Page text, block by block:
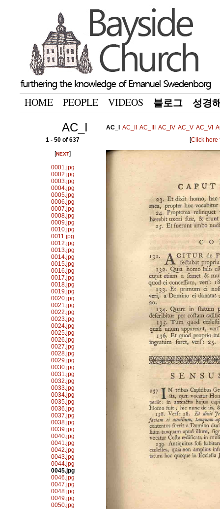
HOME PEOPLE VIDEOS 블로그 성경
AC_I AC_I AC_II AC_III AC_IV AC_V AC_VI
1 - 50 of 637
[NEXT]
0001.jpg
0002.jpg
0003.jpg
0004.jpg
0005.jpg
0006.jpg
0007.jpg
0008.jpg
0009.jpg
0010.jpg
0011.jpg
0012.jpg
0013.jpg
0014.jpg
0015.jpg
0016.jpg
0017.jpg
0018.jpg
0019.jpg
0020.jpg
0021.jpg
0022.jpg
0023.jpg
0024.jpg
0025.jpg
0026.jpg
0027.jpg
0028.jpg
0029.jpg
0030.jpg
0031.jpg
0032.jpg
0033.jpg
0034.jpg
0035.jpg
0036.jpg
0037.jpg
0038.jpg
0039.jpg
0040.jpg
0041.jpg
0042.jpg
0043.jpg
0044.jpg
0045.jpg
0046.jpg
0047.jpg
0048.jpg
0049.jpg
0050.jpg
[Click here